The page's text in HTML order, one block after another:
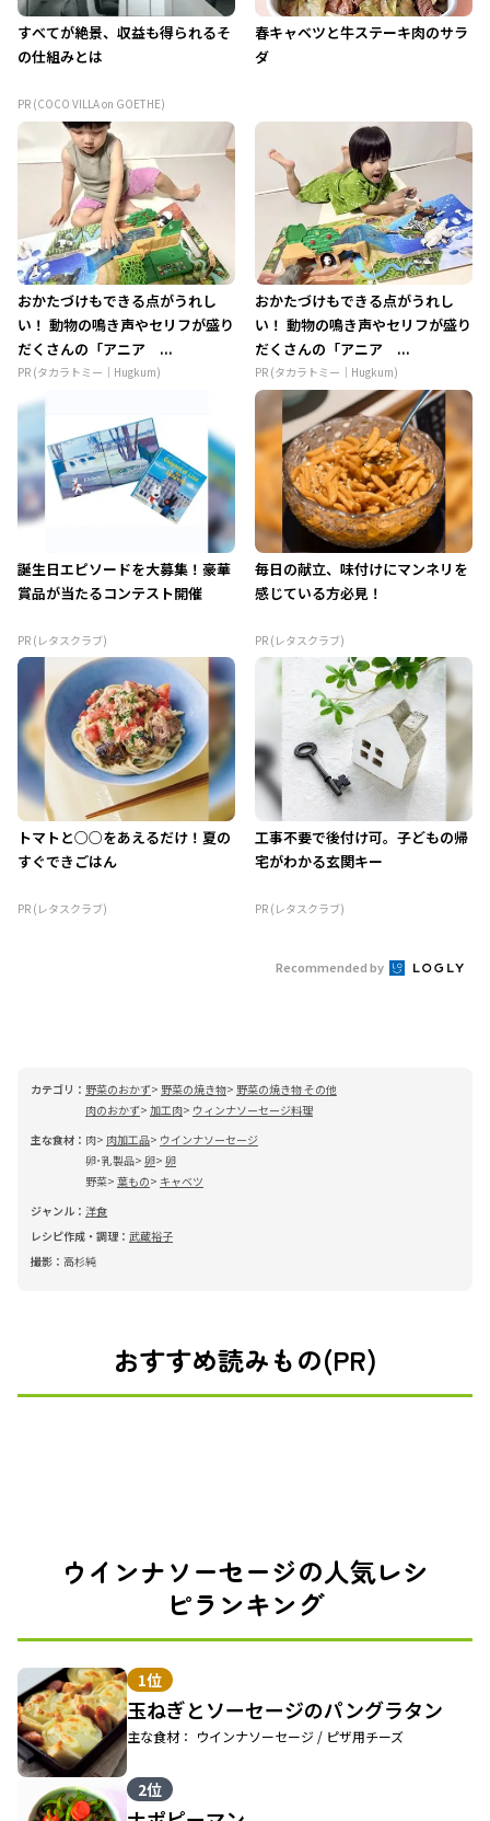
すべてが絶景、収益も得られるそ
の仕組みとは
PR (COCO VILLA on GOETHE)
春キャベツと牛ステーキ肉のサラ
ダ
おかたづけもできる点がうれし
い！ 動物の鳴き声やセリフが盛り
だくさんの「アニア ...
PR (タカラトミー｜Hugkum)
おかたづけもできる点がうれし
い！ 動物の鳴き声やセリフが盛り
だくさんの「アニア ...
PR (タカラトミー｜Hugkum)
誕生日エピソードを大募集！豪華
賞品が当たるコンテスト開催
PR (レタスクラブ)
毎日の献立、味付けにマンネリを
感じている方必見！
PR (レタスクラブ)
トマトと○○をあえるだけ！夏の
すぐできごはん
PR (レタスクラブ)
工事不要で後付け可。子どもの帰
宅がわかる玄関キー
PR (レタスクラブ)
Recommended by
カテゴリ： 野菜のおかず 野菜の焼き物
野菜の焼き物 その他
肉のおかず 加工肉
ウィンナソーセージ料理
主な食材： 肉 肉加工品
ウインナソーセージ
卵･乳製品 卵 卵
野菜 葉もの
キャベツ
ジャンル： 洋食
レシピ作成・調理： 武蔵裕子
撮影： 高杉純
おすすめ読みもの(PR)
ウインナソーセージの人気レシ
ピランキング
1位
玉ねぎとソーセージのパングラタン
主な食材： ウインナソーセージ / ピザ用チーズ
2位